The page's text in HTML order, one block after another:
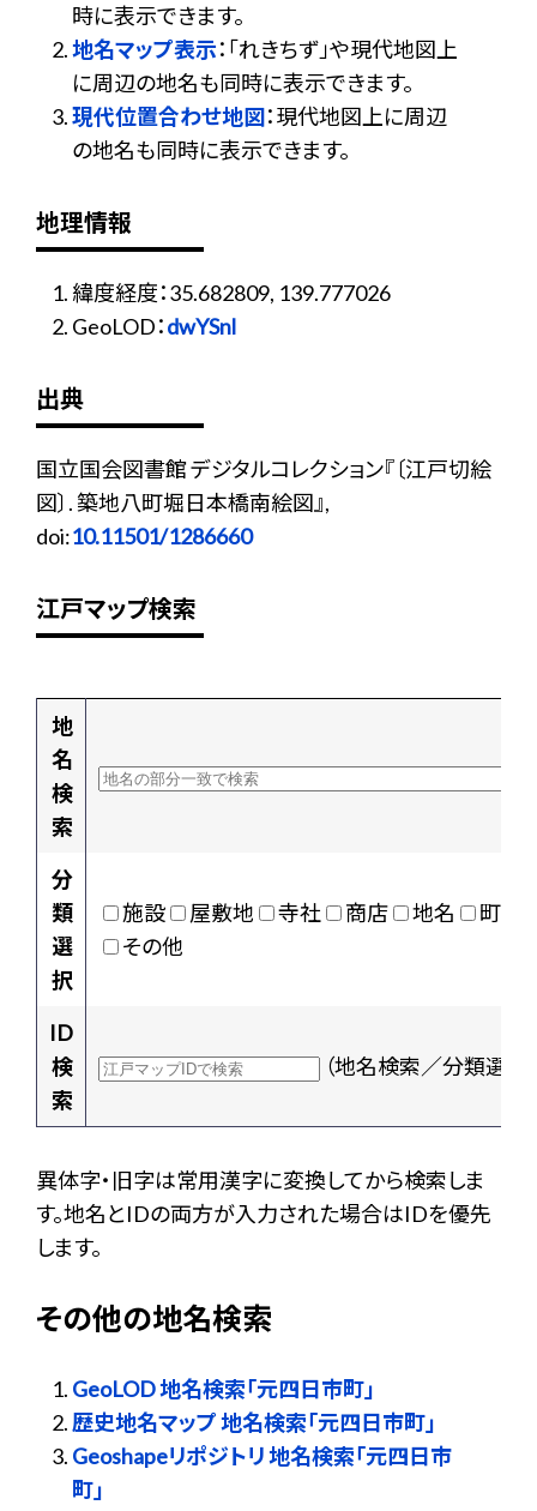
時に表示できます。
地名マップ表示：「れきちず」や現代地図上
に周辺の地名も同時に表示できます。
現代位置合わせ地図：現代地図上に周辺
の地名も同時に表示できます。
地理情報
緯度経度：35.682809, 139.777026
GeoLOD：dwYSnl
出典
国立国会図書館 デジタルコレクション『〔江戸切絵
図〕. 築地八町堀日本橋南絵図』,
doi:10.11501/1286660
江戸マップ検索
地
名
検
索
分
類
選
択
施設 屋敷地 寺社 商店 地名
町村
その他
ID
検
索
（地名検索／分類選択
異体字・旧字は常用漢字に変換してから検索しま
す。地名とIDの両方が入力された場合はIDを優先
します。
その他の地名検索
GeoLOD 地名検索「元四日市町」
歴史地名マップ 地名検索「元四日市町」
Geoshapeリポジトリ 地名検索「元四日市
町」